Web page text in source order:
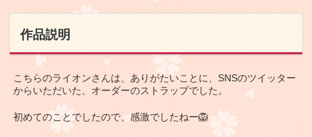
作品説明
こちらのライオンさんは、ありがたいことに、SNSのツイッター
からいただいた、オーダーのストラップでした。
初めてのことでしたので、感激でしたねー🦁